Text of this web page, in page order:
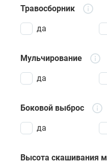
Травосборник
да
Мульчирование
да
Боковой выброс
да
Высота скашивания